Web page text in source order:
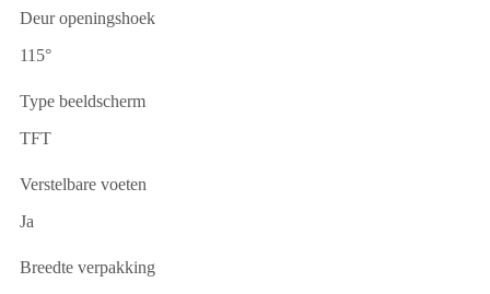
Deur openingshoek
115°
Type beeldscherm
TFT
Verstelbare voeten
Ja
Breedte verpakking